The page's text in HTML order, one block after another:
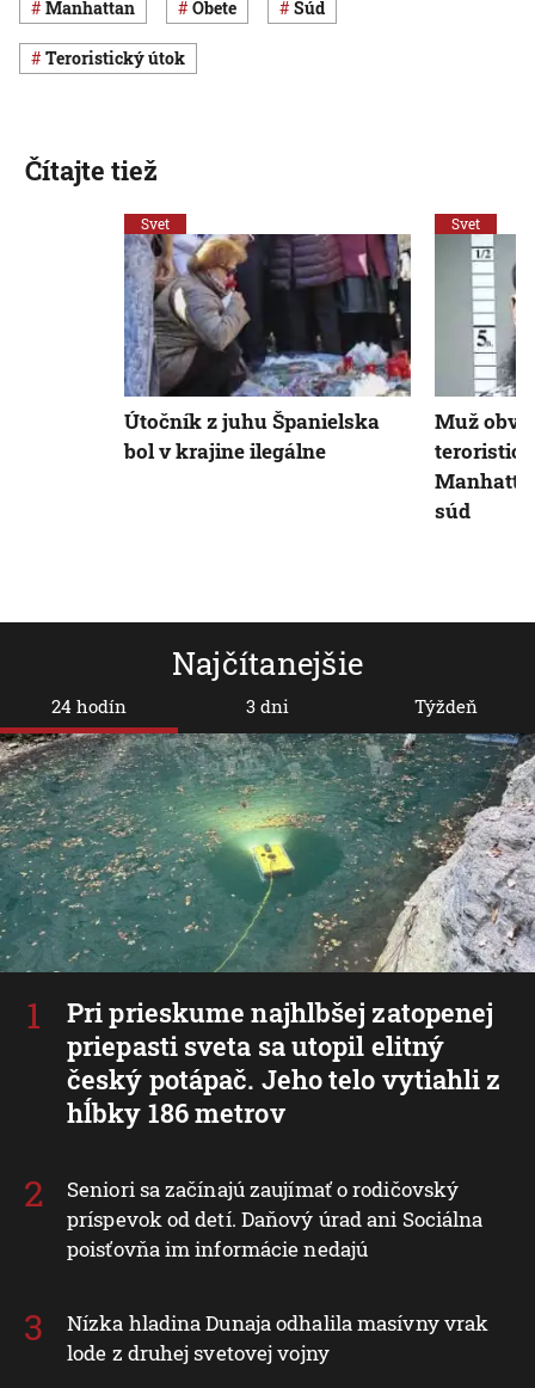
Manhattan obete súd
teroristický útok
Najčítanejšie
24 hodín
Pri prieskume najhlbšej zatopenej
priepasti sveta sa utopil elitný
český potápač. Jeho telo vytiahli z
hĺbky 186 metrov
Seniori sa začínajú zaujímať o rodičovský
príspevok od detí. Daňový úrad ani Sociálna
poisťovňa im informácie nedajú
Nízka hladina Dunaja odhalila masívny vrak
lode z druhej svetovej vojny
3 dni Týždeň
Čítajte tiež
Svet
Útočník z juhu Španielska
bol v krajine ilegálne
Svet
Muž
súd